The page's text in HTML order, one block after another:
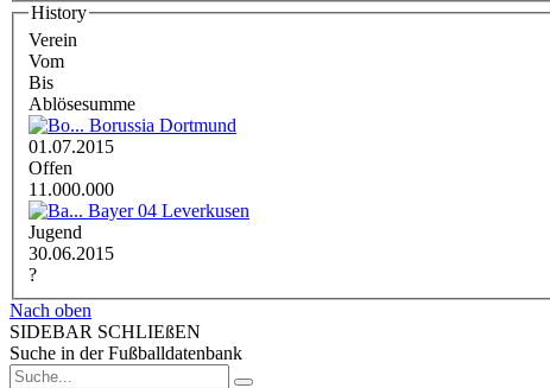
History
Verein
Vom
Bis
Ablösesumme
Borussia Dortmund
01.07.2015
Offen
11.000.000
Bayer 04 Leverkusen
Jugend
30.06.2015
?
Nach oben
SIDEBAR SCHLIEßEN
Suche in der Fußballdatenbank